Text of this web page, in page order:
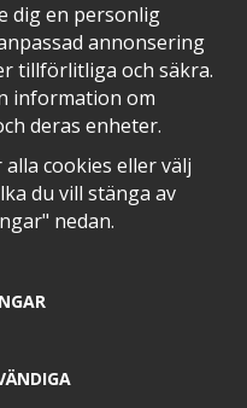
MED
dig en personlig
annonsering
tillförlitliga och säkra.
information om
deras enheter.
cookies eller välj
du vill stänga av
nedan.